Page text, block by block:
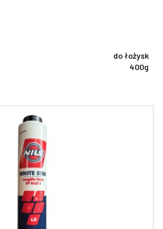
do łożysk
400g